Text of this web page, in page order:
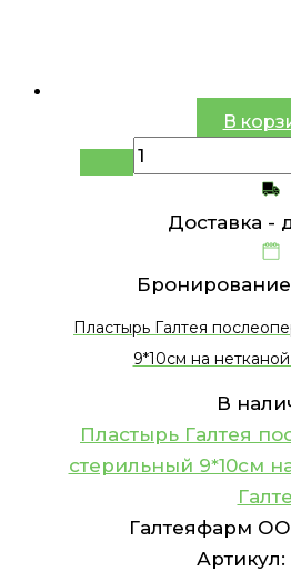
В
Доставка -
Пластырь Галтея
9*10см на
В
Пластырь Галтея
стерильный 9*10см
Галтеяфарм
Артикул: